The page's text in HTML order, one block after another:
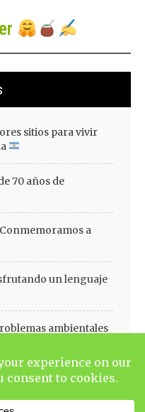
sitios para vivir
70 años de
a
un lenguaje
ambientales